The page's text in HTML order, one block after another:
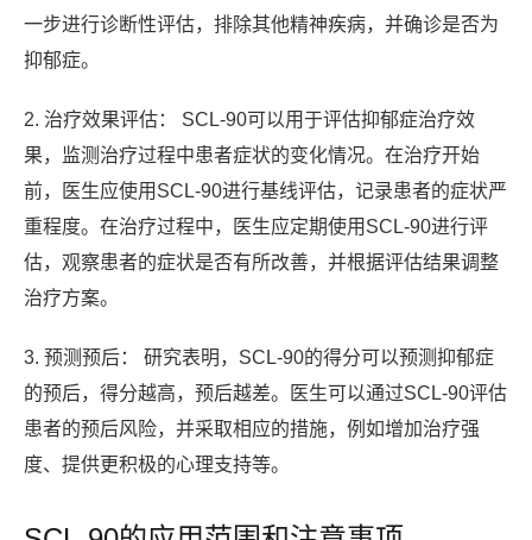
一步进行诊断性评估，排除其他精神疾病，并确诊是否为
抑郁症。
2. 治疗效果评估： SCL-90可以用于评估抑郁症治疗效
果，监测治疗过程中患者症状的变化情况。在治疗开始
前，医生应使用SCL-90进行基线评估，记录患者的症状严
重程度。在治疗过程中，医生应定期使用SCL-90进行评
估，观察患者的症状是否有所改善，并根据评估结果调整
治疗方案。
3. 预测预后： 研究表明，SCL-90的得分可以预测抑郁症
的预后，得分越高，预后越差。医生可以通过SCL-90评估
患者的预后风险，并采取相应的措施，例如增加治疗强
度、提供更积极的心理支持等。